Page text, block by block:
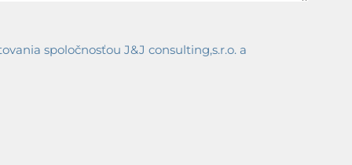
spoločnosťou J&J consulting,s.r.o. a